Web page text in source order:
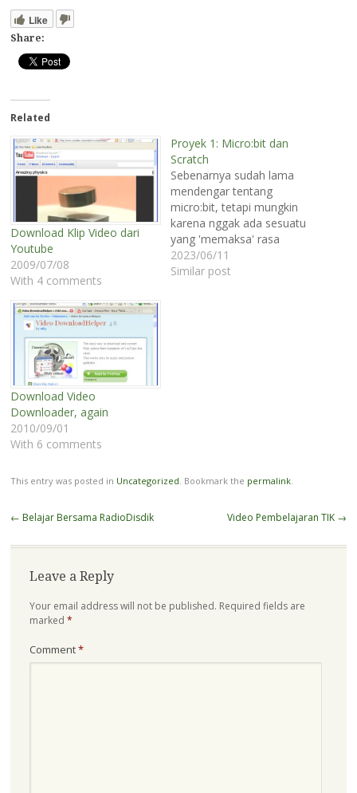
Like
Share:
Related
Download Klip Video dari
Youtube
2009/07/08
With 4 comments
Proyek 1: Micro:bit dan
Scratch
Sebenarnya sudah lama
mendengar tentang
micro:bit, tetapi mungkin
karena nggak ada sesuatu
yang 'memaksa' rasa
keingintahuan maka biasa
aja :). Nah, momen
2023/06/11
Similar post
Download Video
Downloader, again
2010/09/01
With 6 comments
This entry was posted in Uncategorized. Bookmark the permalink.
Post
← Belajar Bersama RadioDisdik Video Pembelajaran TIK →
Leave a Reply
Your email address will not be published. Required fields are
marked *
Comment*